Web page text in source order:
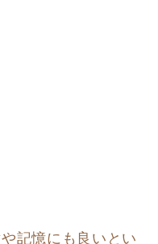
記憶にも良いとい